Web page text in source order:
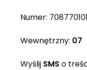
Numer: 708770101
Wewnętrzny: 07
Wyślij SMS o